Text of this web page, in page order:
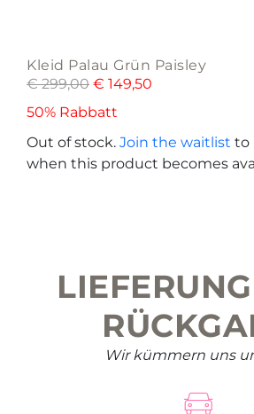
Kleid Palau Grün Paisley
€299,00 € 149,50
50% Rabbatt
Out of stock. Join the waitlist to
when this product becomes
Wir kümmern uns